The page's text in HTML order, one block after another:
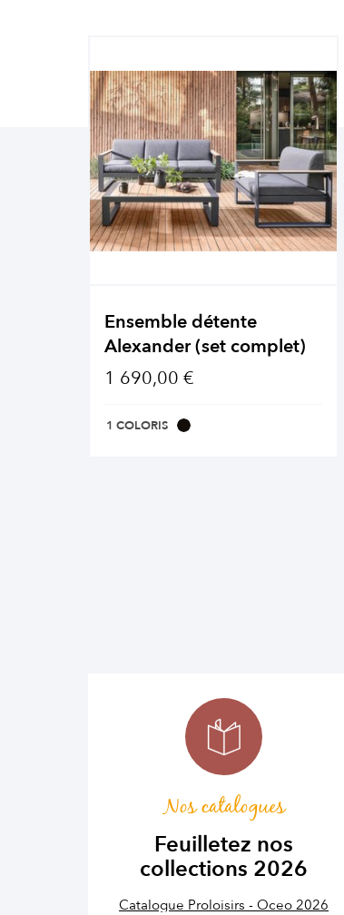
Ensemble détente
Alexander (set complet)
1 690,00 €
1 COLORIS
Nos catalogues
Feuilletez nos
collections 2026
Catalogue Proloisirs - Oceo 2026